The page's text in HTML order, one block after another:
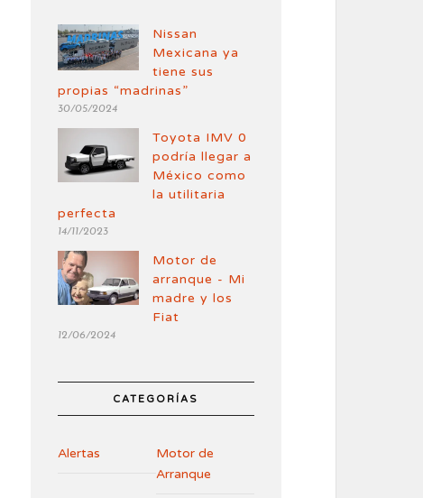
Nissan
Mexicana ya
tiene sus
propias “madrinas”
30/05/2024
Toyota IMV 0
podría llegar a
México como
la utilitaria
perfecta
14/11/2023
Motor de
arranque - Mi
madre y los
Fiat
12/06/2024
CATEGORÍAS
Alertas
Motor de
Arranque